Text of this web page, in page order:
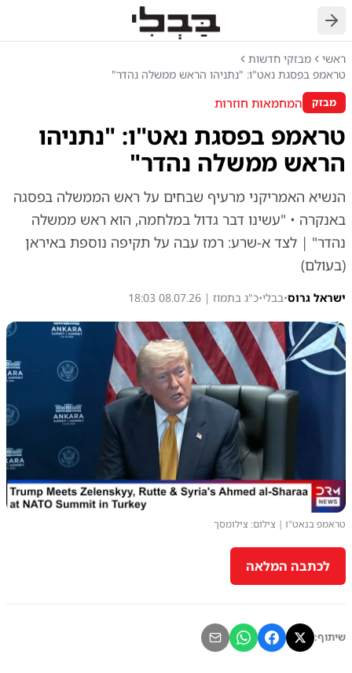
חזרה
ראשי
מבזקי חדשות
טראמפ בפסגת נאט"ו: "נתניהו הראש ממשלה נהדר"
מבזק המחמאות חוזרות
טראמפ בפסגת נאט"ו: "נתניהו
הראש ממשלה נהדר"
הנשיא האמריקני מרעיף שבחים על ראש הממשלה בפסגה
באנקרה • "עשינו דבר גדול במלחמה, הוא ראש ממשלה
נהדר" | לצד א-שרע: רמז עבה על תקיפה נוספת באיראן
(בעולם)
ישראל גרוס•בבלי•כ"ג בתמוז | 08.07.26 18:03
טראמפ בנאט"ו | צילום: צילומסך
לכתבה המלאה
שיתוף: